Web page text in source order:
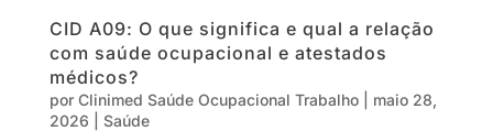
CID A09: O que significa e qual a relação
com saúde ocupacional e atestados
médicos?
por Clinimed Saúde Ocupacional Trabalho| maio 28,
2026
Saúde